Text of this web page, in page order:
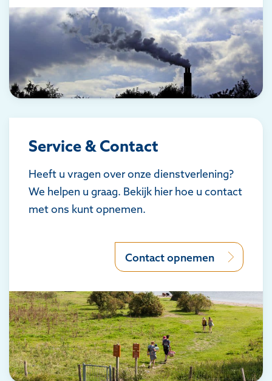
Service & Contact
Heeft u vragen over onze dienstverlening?
We helpen u graag. Bekijk hier hoe u contact
met ons kunt opnemen.
Contact opnemen